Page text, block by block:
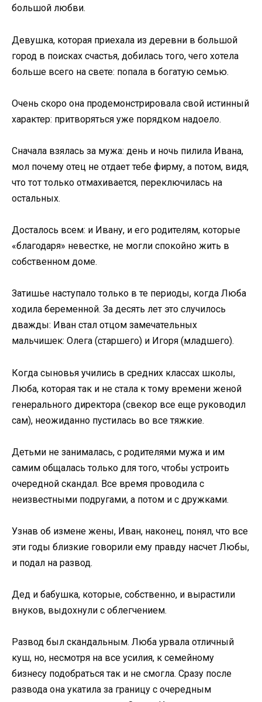
большой любви.
Девушка, которая приехала из деревни в большой
город в поисках счастья, добилась того, чего хотела
больше всего на свете: попала в богатую семью.
Очень скоро она продемонстрировала свой истинный
характер: притворяться уже порядком надоело.
Сначала взялась за мужа: день и ночь пилила Ивана,
мол почему отец не отдает тебе фирму, а потом, видя,
что тот только отмахивается, переключилась на
остальных.
Досталось всем: и Ивану, и его родителям, которые
«благодаря» невестке, не могли спокойно жить в
собственном доме.
Затишье наступало только в те периоды, когда Люба
ходила беременной. За десять лет это случилось
дважды: Иван стал отцом замечательных
мальчишек: Олега (старшего) и Игоря (младшего).
Когда сыновья учились в средних классах школы,
Люба, которая так и не стала к тому времени женой
генерального директора (свекор все еще руководил
сам), неожиданно пустилась во все тяжкие.
Детьми не занималась, с родителями мужа и им
самим общалась только для того, чтобы устроить
очередной скандал. Все время проводила с
неизвестными подругами, а потом и с дружками.
Узнав об измене жены, Иван, наконец, понял, что все
эти годы близкие говорили ему правду насчет Любы,
и подал на развод.
Дед и бабушка, которые, собственно, и вырастили
внуков, выдохнули с облегчением.
Развод был скандальным. Люба урвала отличный
куш, но, несмотря на все усилия, к семейному
бизнесу подобраться так и не смогла. Сразу после
развода она укатила за границу с очередным